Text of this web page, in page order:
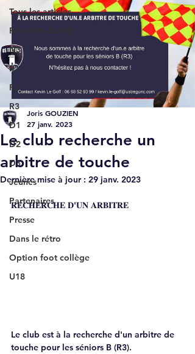
Tous les articles
Résultats du WE
N3
R1
R2
R3
D1
D2
D3
Jeunes
Partenaires
Presse
Dans le rétro
Option foot collège
U18
Le club recherche un
arbitre de touche
Joris GOUZIEN
27 janv. 2023
Dernière mise à jour : 29 janv. 2023
𝐑𝐄𝐂𝐇𝐄𝐑𝐂𝐇𝐄 𝐃'𝐔𝐍 𝐀𝐑𝐁𝐈𝐓𝐑𝐄
Le club est à la recherche d'un arbitre de
touche pour les séniors B (R3).